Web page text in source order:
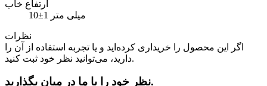
ارتفاع خاب
10±1 میلی متر
نظرات
اگر این محصول را خریداری کرده‌اید و یا تجربه استفاده از آن را
دارید، می‌توانید نظر خود ثبت کنید.
نظر خود را با ما در میان بگذارید.